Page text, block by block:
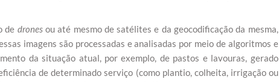
de dronesou até mesmo de satélites e da geocodificação da mesma,
imagens são processadas e analisadas por meio de algoritmos e
da situação atual, por exemplo, de pastos e lavouras, gerado
de determinado serviço (como plantio, colheita, irrigação ou